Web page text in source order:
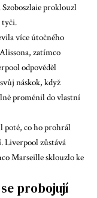
proklouzl
tyči.
více útočného
zatímco
odpověděl
náskok, když
proměnil do vlastní
poté, co ho prohrál
Liverpool zůstává
Marseille sklouzlo ke
se probojují